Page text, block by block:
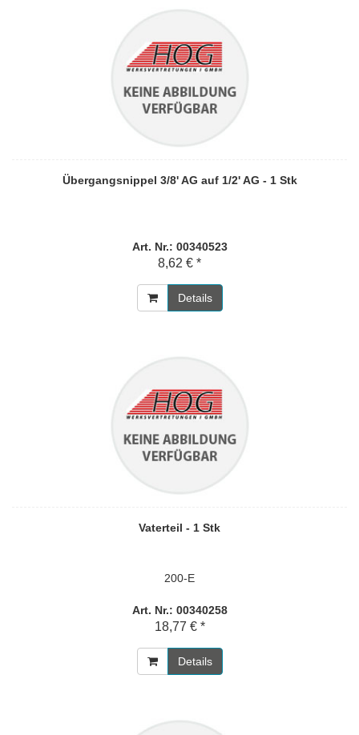
Übergangsnippel 3/8' AG auf 1/2' AG - 1 Stk
Art. Nr.: 00340523
8,62 € *
Details
Vaterteil - 1 Stk
200-E
Art. Nr.: 00340258
18,77 € *
Details